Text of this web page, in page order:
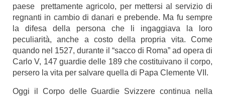
paese prettamente agricolo, per mettersi al servizio di
regnanti in cambio di danari e prebende. Ma fu sempre
la difesa della persona che li ingaggiava la loro
peculiarità, anche a costo della propria vita. Come
quando nel 1527, durante il “sacco di Roma” ad opera di
Carlo V, 147 guardie delle 189 che costituivano il corpo,
persero la vita per salvare quella di Papa Clemente VII.
Oggi il Corpo delle Guardie Svizzere continua nella